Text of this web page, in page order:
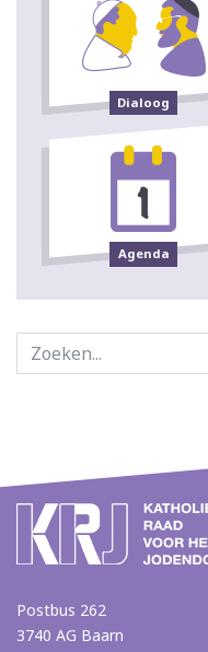
Dialoog
Agenda
Postbus 262
3740 AG Baarn